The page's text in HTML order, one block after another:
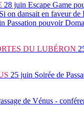
28 juin Escape Game
Si on dansait en faveur
Passation pouvoir
DU LUBÉRON
25 juin Soirée de
de Vénus -